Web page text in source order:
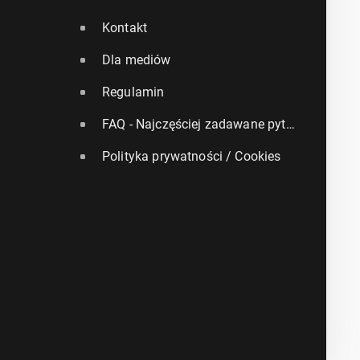
Kontakt
Dla mediów
Regulamin
FAQ - Najczęściej zadawane pytania
Polityka prywatności / Cookies